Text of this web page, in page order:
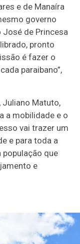
e de Manaíra
governo
José de Princesa
pronto
é fazer o
paraibano”,
Juliano Matuto,
a mobilidade e o
vai trazer um
e para toda a
população que
e